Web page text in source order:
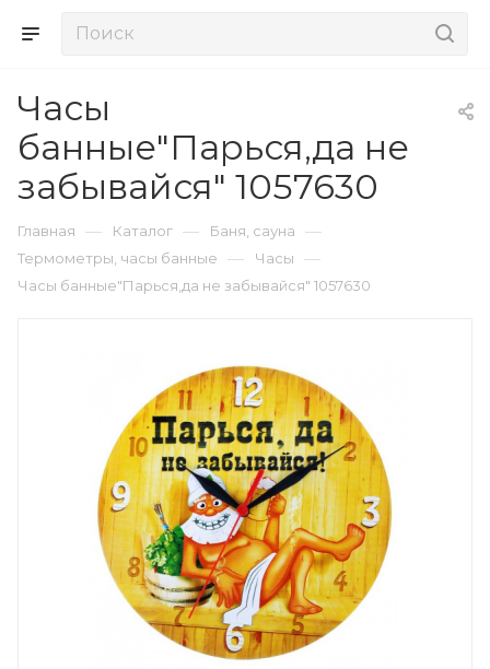
Часы
банные"Парься,да не
забывайся" 1057630
Главная — Каталог — Баня, сауна —
Термометры, часы банные — Часы —
Часы банные"Парься,да не забывайся" 1057630